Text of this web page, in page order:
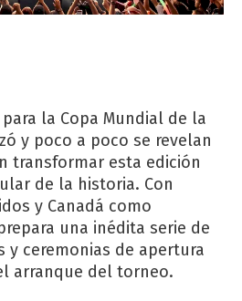
la Copa Mundial de la
y poco a poco se revelan
transformar esta edición
de la historia. Con
y Canadá como
una inédita serie de
y ceremonias de apertura
arranque del torneo.